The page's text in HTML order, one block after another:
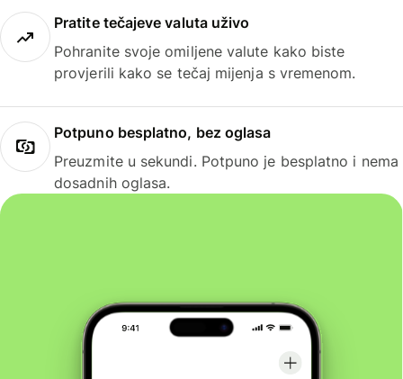
Pratite tečajeve valuta uživo
Pohranite svoje omiljene valute kako biste
provjerili kako se tečaj mijenja s vremenom.
Potpuno besplatno, bez oglasa
Preuzmite u sekundi. Potpuno je besplatno i nema
dosadnih oglasa.